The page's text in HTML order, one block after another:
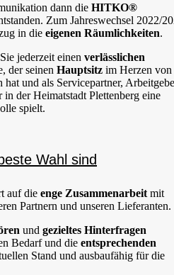
dann die HITKO®
Zum Jahreswechsel 2022/
in die eigenen Räumlichkeiten.
jederzeit einen verlässlichen
der seinen Hauptsitz im Herzen von
hat und als Servicepartner,
der Heimatstadt Plettenberg eine
spielt.
Wahl sind
auf die enge Zusammenarbeit mit
Partnern und unseren Lieferanten.
und gezieltes Hinterfragen
Bedarf und die entsprechenden
Stand und ausbaufähig für die